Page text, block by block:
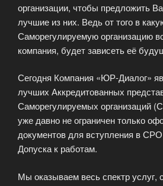
организации, чтобы предложить
лучшие из них. Ведь от того в
Саморегулируемую организацию
компания, будет зависеть её
Сегодня Компания «ЮР-Диалог»
лучших Аккредитованных
Саморегулируемых организаций
уже давно не ограничен только
документов для вступления в
Допуска к работам.
Мы оказываем весь спектр услуг,